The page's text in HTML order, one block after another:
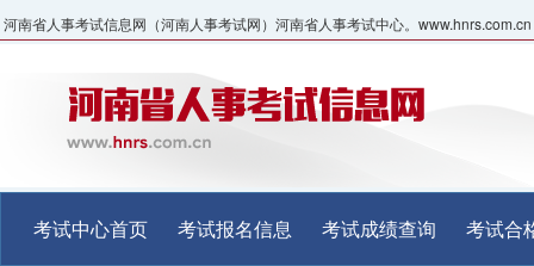
河南省人事考试信息网（河南人事考试网）河南省人事考试中心。www.hnrs.com.cn
考试中心首页 考试报名信息 考试成绩查询 考试合